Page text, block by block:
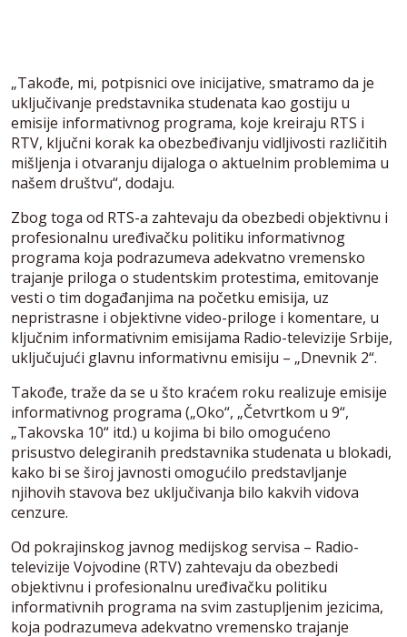
„Takođe, mi, potpisnici ove inicijative, smatramo da je
uključivanje predstavnika studenata kao gostiju u
emisije informativnog programa, koje kreiraju RTS i
RTV, ključni korak ka obezbeđivanju vidljivosti različitih
mišljenja i otvaranju dijaloga o aktuelnim problemima u
našem društvu“, dodaju.
Zbog toga od RTS-a zahtevaju da obezbedi objektivnu i
profesionalnu uređivačku politiku informativnog
programa koja podrazumeva adekvatno vremensko
trajanje priloga o studentskim protestima, emitovanje
vesti o tim događanjima na početku emisija, uz
nepristrasne i objektivne video-priloge i komentare, u
ključnim informativnim emisijama Radio-televizije Srbije,
uključujući glavnu informativnu emisiju – „Dnevnik 2“.
Takođe, traže da se u što kraćem roku realizuje emisije
informativnog programa („Oko“, „Četvrtkom u 9“,
„Takovska 10“ itd.) u kojima bi bilo omogućeno
prisustvo delegiranih predstavnika studenata u blokadi,
kako bi se široj javnosti omogućilo predstavljanje
njihovih stavova bez uključivanja bilo kakvih vidova
cenzure.
Od pokrajinskog javnog medijskog servisa – Radio-
televizije Vojvodine (RTV) zahtevaju da obezbedi
objektivnu i profesionalnu uređivačku politiku
informativnih programa na svim zastupljenim jezicima,
koja podrazumeva adekvatno vremensko trajanje